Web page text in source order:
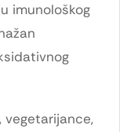
imunološkog
vegetarijance,